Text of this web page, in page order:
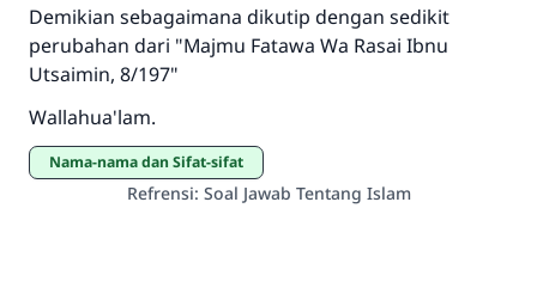
Demikian sebagaimana dikutip dengan sedikit
perubahan dari "Majmu Fatawa Wa Rasai Ibnu
Utsaimin, 8/197"
Wallahua'lam.
Nama-nama dan Sifat-sifat
Refrensi: Soal Jawab Tentang Islam